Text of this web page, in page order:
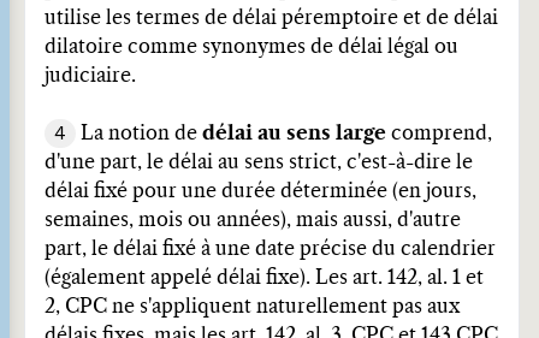
utilise les termes de délai péremptoire et de délai
dilatoire comme synonymes de délai légal ou
judiciaire.
4 La notion de délai au sens large comprend,
d'une part, le délai au sens strict, c'est-à-dire le
délai fixé pour une durée déterminée (en jours,
semaines, mois ou années), mais aussi, d'autre
part, le délai fixé à une date précise du calendrier
(également appelé délai fixe). Les art. 142, al. 1 et
2, CPC ne s'appliquent naturellement pas aux